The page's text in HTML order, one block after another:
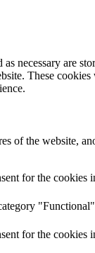
necessary are
These
of the website,
for the
for the cookies